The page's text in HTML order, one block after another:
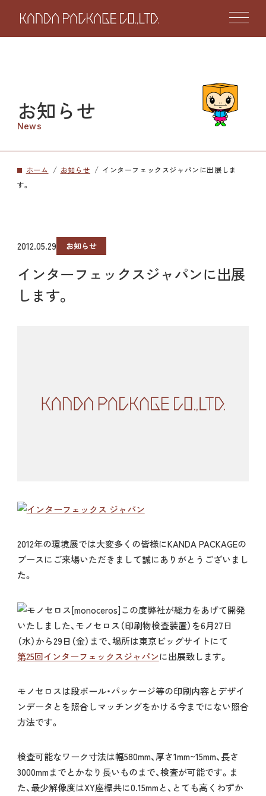
お知らせ
News
ホーム お知らせ
インターフェックスジャパンに出展しま
す。
2012.05.29 お知らせ
インターフェックスジャパンに出展
します。
2012年の環境展では大変多くの皆様にKANDA PACKAGEの
ブースにご来場いただきまして誠にありがとうございまし
た。
この度弊社が総力をあげて開発
いたしました、モノセロス（印刷物検査装置）を6月27日
（水）から29日（金）まで、場所は東京ビッグサイトにて
第25回インターフェックスジャパンに出展致します。
モノセロスは段ボール・パッケージ等の印刷内容とデザイ
ンデータとを照合しマッチングをかける今までにない照合
方法です。
検査可能なワーク寸法は幅580mm、厚さ1mm~15mm、長さ
3000mmまでとかなり長いものまで、検査が可能です。ま
た、最少解像度はXY座標共に0.15mmと、とても高くわずか